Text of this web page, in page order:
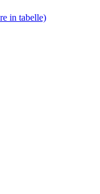
in tabelle)